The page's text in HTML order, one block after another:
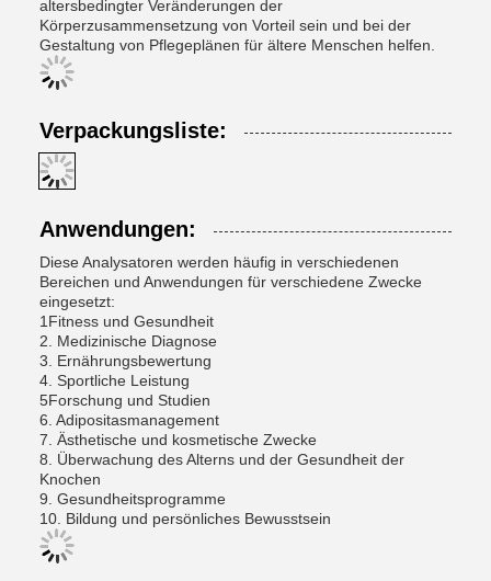
altersbedingter Veränderungen der
Körperzusammensetzung von Vorteil sein und bei der
Gestaltung von Pflegeplänen für ältere Menschen helfen.
Verpackungsliste:
Anwendungen:
Diese Analysatoren werden häufig in verschiedenen
Bereichen und Anwendungen für verschiedene Zwecke
eingesetzt:
1Fitness und Gesundheit
2. Medizinische Diagnose
3. Ernährungsbewertung
4. Sportliche Leistung
5Forschung und Studien
6. Adipositasmanagement
7. Ästhetische und kosmetische Zwecke
8. Überwachung des Alterns und der Gesundheit der
Knochen
9. Gesundheitsprogramme
10. Bildung und persönliches Bewusstsein